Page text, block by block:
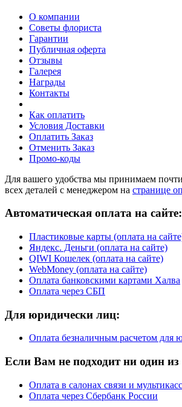
О компании
Советы флориста
Гарантии
Публичная оферта
Отзывы
Галерея
Награды
Контакты
Как оплатить
Условия Доставки
Оплатить Заказ
Отменить Заказ
Промо-коды
Для вашего удобства мы принимаем
всех деталей с менеджером на странице
Автоматическая оплата на сайте:
Пластиковые карты (оплата на
Яндекс. Деньги (оплата на сайте)
QIWI Кошелек (оплата на сайте)
WebMoney (оплата на сайте)
Оплата банковскими картами Халва
Оплата через СБП
Для юридически лиц:
Оплата безналичным расчетом для
Если Вам не подходит ни один из
Оплата в салонах связи и
Оплата через Сбербанк России